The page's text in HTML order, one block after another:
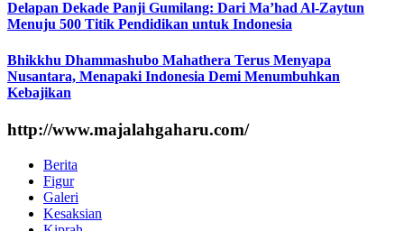
Delapan Dekade Panji Gumilang: Dari Ma’had Al-Zaytun
Menuju 500 Titik Pendidikan untuk Indonesia
Bhikkhu Dhammashubo Mahathera Terus Menyapa
Nusantara, Menapaki Indonesia Demi Menumbuhkan
Kebajikan
http://www.majalahgaharu.com/
Berita
Figur
Galeri
Kesaksian